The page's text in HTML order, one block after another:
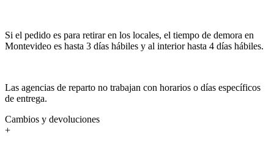
Si el pedido es para retirar en los locales, el tiempo de demora en
Montevideo es hasta 3 días hábiles y al interior hasta 4 días hábiles.
Las agencias de reparto no trabajan con horarios o días específicos
de entrega.
Cambios y devoluciones
+